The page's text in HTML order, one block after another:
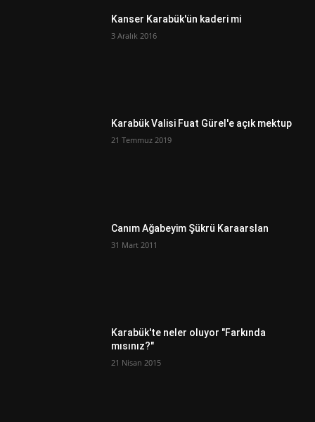
Kanser Karabük'ün kaderi mi
3 Aralık 2016
Karabük Valisi Fuat Gürel'e açık mektup
21 Temmuz 2019
Canım Ağabeyim Şükrü Karaarslan
31 Mart 2011
Karabük'te neler oluyor "Farkında
mısınız?"
21 Nisan 2015